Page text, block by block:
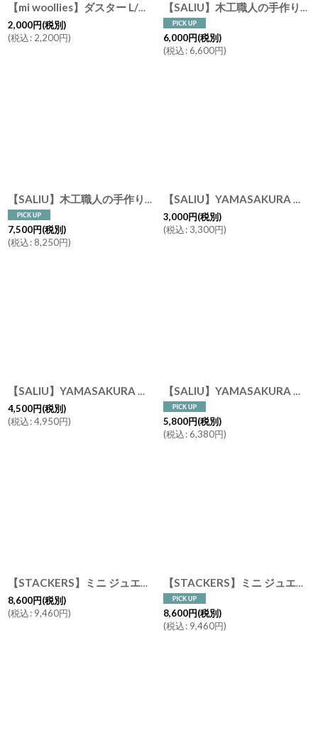
【mi woollies】ダスター L/羊の毛/ニュージーランド製 お掃除道具 ホコリ取り 羊毛 見せる お掃除
2,000円(税別)
(税込: 2,200円)
【SALIU】木工職人の手作り 東濃ひのき まないた 32cm SALIU まな板 LOLO 柾目 日本製 ヒノキ
6,000円(税別)
(税込:6,600円)
【SALIU】木工職人の手作り 東濃ひのきまないた 45cm SALIU ヒノキ まな板 LOLO 柾目 日本製
7,500円(税別)
(税込: 8,250円)
【SALIU】YAMASAKURA 山桜 まないた 小 20ｃｍ 天然木 /山桜材/さくら/天然木/まな板/カッティングボード/木製/日本製
3,000円(税別)
(税込: 3,300円)
【SALIU】YAMASAKURA 山桜 まないた 中 30ｃｍ 天然木 /山桜材/さくら/天然木/まな板/カッティングボード/木製/日本製
4,500円(税別)
(税込:4,950円)
【SALIU】YAMASAKURA 山桜 丸まないた ２８ 28cm 天然木 まな板
5,800円(税別)
(税込:6,380円)
【STACKERS】ミニ ジュエリーボックス 選べる2個セット 2set ラベンダー Lavender スタッカーズ ロンドン UK
8,600円(税別)
(税込: 9,460円)
【STACKERS】ミニ ジュエリーボックス 選べる2個セット 2set シルバー Silver 日本限定 ユナイテッドアローズ コラボ スタッカーズ ロンドン UK
8,600円(税別)
(税込: 9,460円)